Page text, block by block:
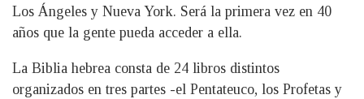
Los Ángeles y Nueva York. Será la primera vez en 40
años que la gente pueda acceder a ella.
La Biblia hebrea consta de 24 libros distintos
organizados en tres partes -el Pentateuco, los Profetas y